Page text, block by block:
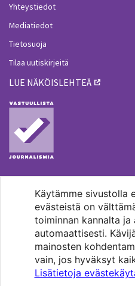
Käytämme sivustolla
evästeistä on
toiminnan kannalta ja
automaattisesti.
mainosten
vain, jos hyväksyt
Lisätietoja
Yhteystiedot
Mediatiedot
Tietosuoja
Tilaa uutiskirjeitä
LUE NÄKÖISLEHTEÄ
Pääkaupunkiseudun evankelis-